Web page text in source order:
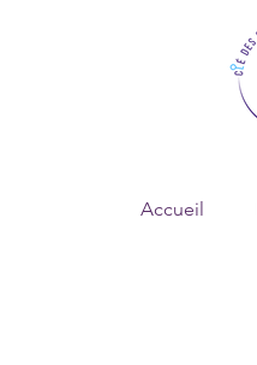
Accueil